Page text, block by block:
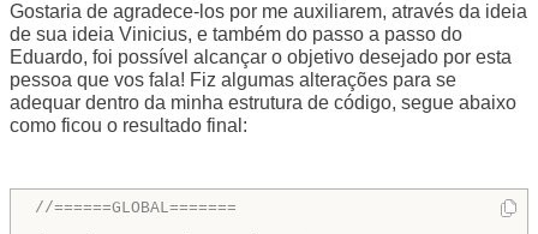
Gostaria de agradece-los por me auxiliarem, através da ideia
de sua ideia Vinicius, e também do passo a passo do
Eduardo, foi possível alcançar o objetivo desejado por esta
pessoa que vos fala! Fiz algumas alterações para se
adequar dentro da minha estrutura de código, segue abaixo
como ficou o resultado final:
//======GLOBAL=======